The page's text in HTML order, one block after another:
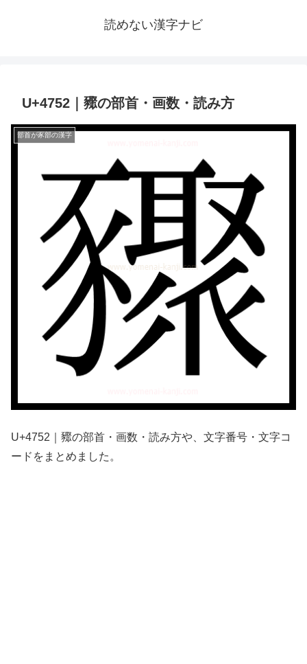
読めない漢字ナビ
U+4752｜䝒の部首・画数・読み方
部首が豕部の漢字
U+4752｜䝒の部首・画数・読み方や、文字番号・文字コ
ードをまとめました。